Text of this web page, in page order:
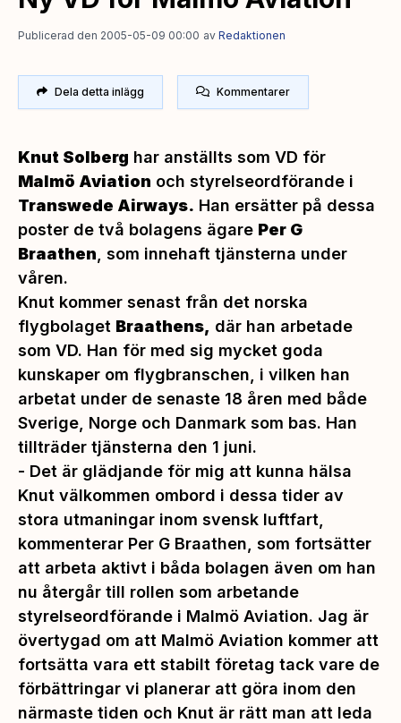
Publicerad den 2005-05-09 00:00 av Redaktionen
Dela detta inlägg Kommentarer
Knut Solberg har anställts som VD för
Malmö Aviation och styrelseordförande i
Transwede Airways. Han ersätter på dessa
poster de två bolagens ägare Per G
Braathen , som innehaft tjänsterna under
våren.
Knut kommer senast från det norska
flygbolaget Braathens, där han arbetade
som VD. Han för med sig mycket goda
kunskaper om flygbranschen, i vilken han
arbetat under de senaste 18 åren med både
Sverige, Norge och Danmark som bas. Han
tillträder tjänsterna den 1 juni.
- Det är glädjande för mig att kunna hälsa
Knut välkommen ombord i dessa tider av
stora utmaningar inom svensk luftfart,
kommenterar Per G Braathen, som fortsätter
att arbeta aktivt i båda bolagen även om han
nu återgår till rollen som arbetande
styrelseordförande i Malmö Aviation. Jag är
övertygad om att Malmö Aviation kommer att
fortsätta vara ett stabilt företag tack vare de
förbättringar vi planerar att göra inom den
närmaste tiden och Knut är rätt man att leda